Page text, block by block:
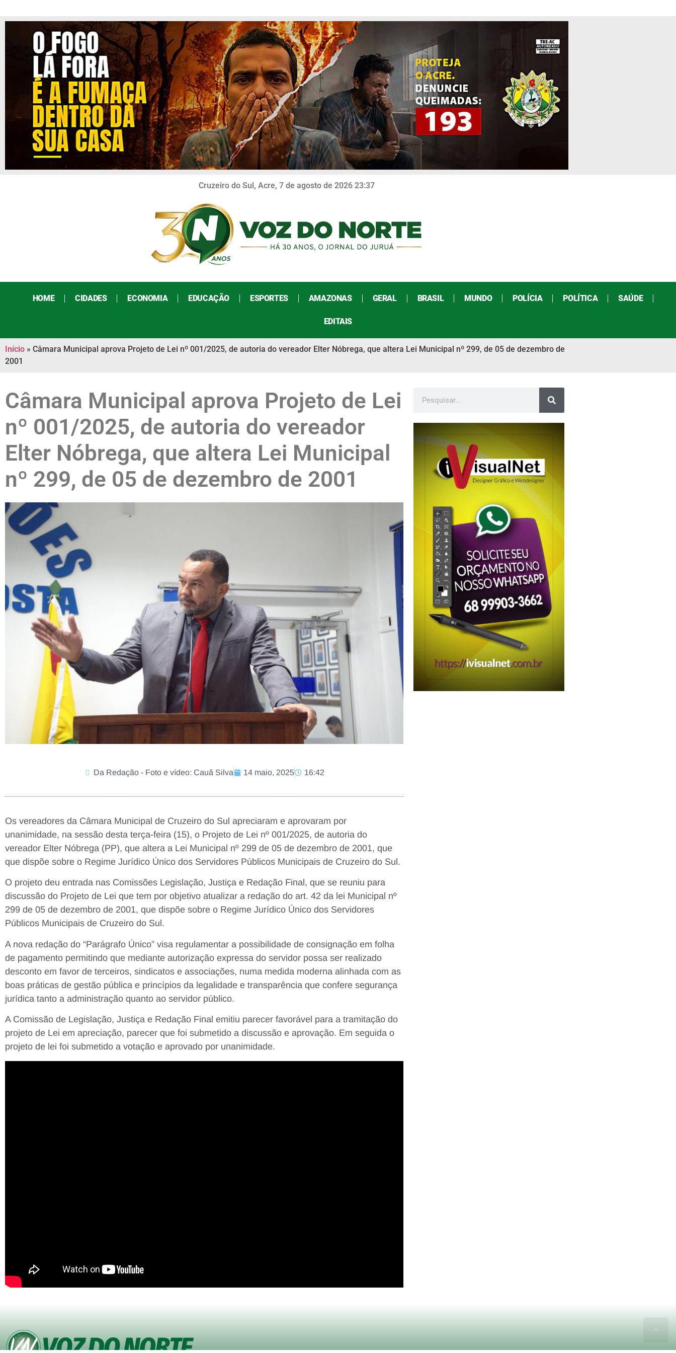
Cruzeiro do Sul, Acre, 7 de agosto de 2026 23:37
HOME CIDADES ECONOMIA EDUCAÇÃO ESPORTES AMAZONAS GERAL BRASIL MUNDO POLÍCIA POLÍTICA SAÚDE
EDITAIS
Início » Câmara Municipal aprova Projeto de Lei nº 001/2025, de autoria do vereador Elter Nóbrega, que altera Lei Municipal nº 299, de 05 de dezembro de
2001
Câmara Municipal aprova Projeto de Lei
nº 001/2025, de autoria do vereador
Elter Nóbrega, que altera Lei Municipal
nº 299, de 05 de dezembro de 2001
Da Redação - Foto e vídeo: Cauã Silva 14 maio, 2025 16:42
Os vereadores da Câmara Municipal de Cruzeiro do Sul apreciaram e aprovaram por
unanimidade, na sessão desta terça-feira (15), o Projeto de Lei nº 001/2025, de autoria do
vereador Elter Nóbrega (PP), que altera a Lei Municipal nº 299 de 05 de dezembro de 2001, que
que dispõe sobre o Regime Jurídico Único dos Servidores Públicos Municipais de Cruzeiro do Sul.
O projeto deu entrada nas Comissões Legislação, Justiça e Redação Final, que se reuniu para
discussão do Projeto de Lei que tem por objetivo atualizar a redação do art. 42 da lei Municipal nº
299 de 05 de dezembro de 2001, que dispõe sobre o Regime Jurídico Único dos Servidores
Públicos Municipais de Cruzeiro do Sul.
A nova redação do “Parágrafo Único” visa regulamentar a possibilidade de consignação em folha
de pagamento permitindo que mediante autorização expressa do servidor possa ser realizado
desconto em favor de terceiros, sindicatos e associações, numa medida moderna alinhada com as
boas práticas de gestão pública e princípios da legalidade e transparência que confere segurança
jurídica tanto a administração quanto ao servidor público.
A Comissão de Legislação, Justiça e Redação Final emitiu parecer favorável para a tramitação do
projeto de Lei em apreciação, parecer que foi submetido a discussão e aprovação. Em seguida o
projeto de lei foi submetido a votação e aprovado por unanimidade.